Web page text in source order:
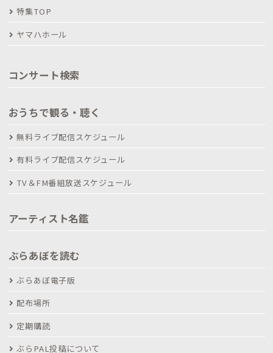
特集TOP
ヤマハホール
コンサート検索
おうちで観る・聴く
無料ライブ配信スケジュール
有料ライブ配信スケジュール
TV＆FM番組放送スケジュール
アーティスト名鑑
ぶらあぼを読む
ぶらあぼ電子版
配布場所
定期購読
ぶらPAL投稿について